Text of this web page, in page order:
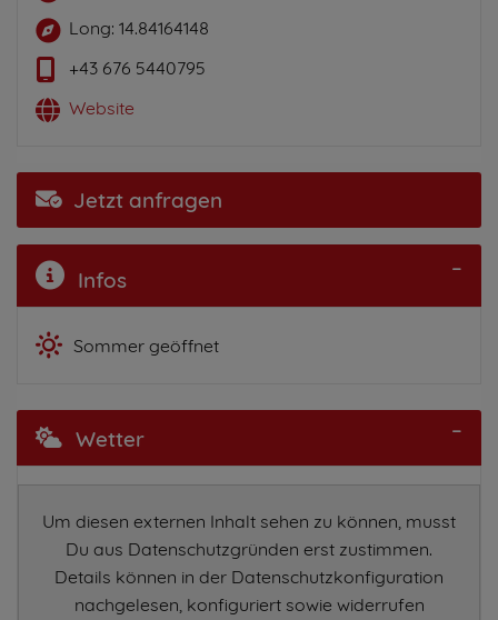
Long: 14.84164148
+43 676 5440795
Website
Jetzt anfragen
Infos
Sommer geöffnet
Wetter
Um diesen externen Inhalt sehen zu können, musst
Du aus Datenschutzgründen erst zustimmen.
Details können in der Datenschutzkonfiguration
nachgelesen, konfiguriert sowie widerrufen